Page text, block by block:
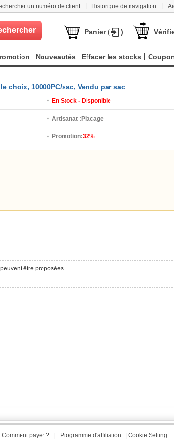
un numéro de client Historique de navigation
Panier ( )
Nouveautés Effacer les stocks
choix, 10000PC/sac, Vendu par sac
En Stock - Disponible
Artisanat : Placage
Promotion:32%
peuvent être proposées.
Comment payer ? Programme d'affiliation Cookie Setting